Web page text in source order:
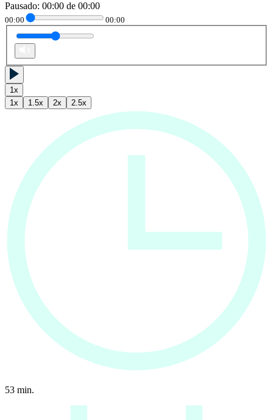
Pausado: 00:00 de 00:00
00:00 00:00
1x
1x 1.5x 2x 2.5x
53 min.